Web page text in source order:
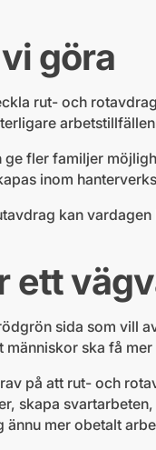
göra
rut- och
fler familjer
inom
kan
ett
sida som vill
ska få
på att rut- och
skapa
ännu mer obetalt